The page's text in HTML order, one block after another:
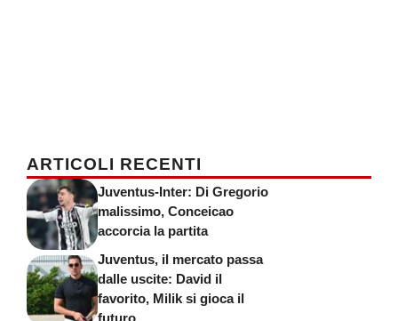
ARTICOLI RECENTI
Juventus-Inter: Di Gregorio
malissimo, Conceicao
accorcia la partita
Juventus, il mercato passa
dalle uscite: David il
favorito, Milik si gioca il
futuro